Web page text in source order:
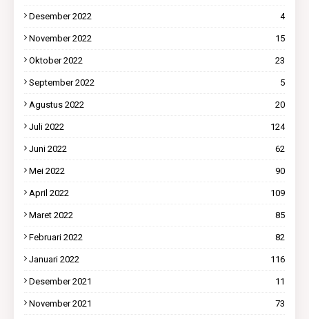
Desember 2022 4
November 2022 15
Oktober 2022 23
September 2022 5
Agustus 2022 20
Juli 2022 124
Juni 2022 62
Mei 2022 90
April 2022 109
Maret 2022 85
Februari 2022 82
Januari 2022 116
Desember 2021 11
November 2021 73